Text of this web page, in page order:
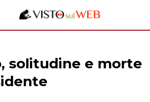
solitudine e morte